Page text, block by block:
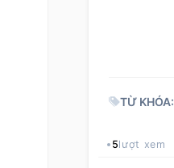
TỪ KHÓA:
5lượt xem